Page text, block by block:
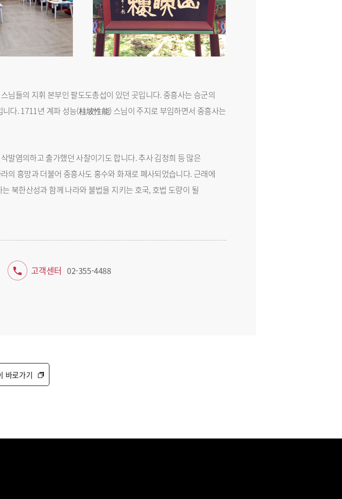
님들의 지휘 본부인 팔도도총섭이 있던 곳입니다. 중흥사는 승군의
다. 1711년 계파 성능(桂坡性能) 스님이 주지로 부임하면서 중흥사는
발염의하고 출가했던 사찰이기도 합니다. 추사 김정희 등 많은
의 흥망과 더불어 중흥사도 홍수와 화재로 폐사되었습니다. 근래에
북한산성과 함께 나라와 불법을 지키는 호국, 호법 도량이 될
고객센터 02-355-4488
바로가기